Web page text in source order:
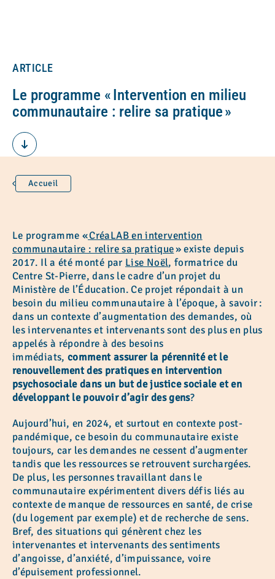
ARTICLE
Le programme « Intervention en milieu
communautaire : relire sa pratique »
Accueil
Le programme «CréaLAB en intervention
communautaire : relire sa pratique» existe depuis
2017. Il a été monté par Lise Noël, formatrice du
Centre St-Pierre, dans le cadre d’un projet du
Ministère de l’Éducation. Ce projet répondait à un
besoin du milieu communautaire à l’époque, à savoir :
dans un contexte d’augmentation des demandes, où
les intervenantes et intervenants sont des plus en plus
appelés à répondre à des besoins
immédiats, comment assurer la pérennité et le
renouvellement des pratiques en intervention
psychosociale dans un but de justice sociale et en
développant le pouvoir d’agir des gens?
Aujourd’hui, en 2024, et surtout en contexte post-
pandémique, ce besoin du communautaire existe
toujours, car les demandes ne cessent d’augmenter
tandis que les ressources se retrouvent surchargées.
De plus, les personnes travaillant dans le
communautaire expérimentent divers défis liés au
contexte de manque de ressources en santé, de crise
(du logement par exemple) et de recherche de sens.
Bref, des situations qui génèrent chez les
intervenantes et intervenants des sentiments
d’angoisse, d’anxiété, d’impuissance, voire
d’épuisement professionnel.